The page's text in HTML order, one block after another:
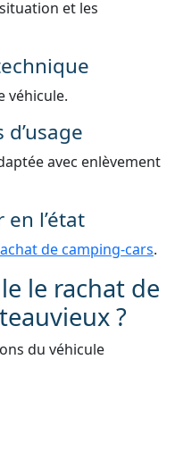
et les
véhicule.
avec enlèvement
l’état
de camping-cars.
le rachat de
?
du véhicule